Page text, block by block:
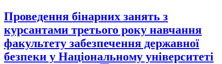
Проведення бінарних занять з
курсантами третього року навчання
факультету забезпечення державної
безпеки у Національному університеті